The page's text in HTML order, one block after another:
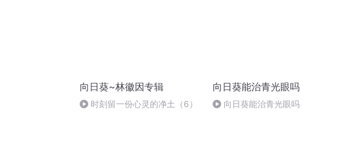
向日葵~林徽因专辑
时刻留一份心灵的净土（6）
向日葵能治青光眼吗
向日葵能治青光眼吗